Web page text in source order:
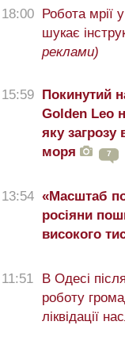
18:00 Робота мрії
шукає
реклами)
15:59 Покинутий
Golden Leo
яку загрозу
моря
7
13:54 «Масштаб
росіяни
високого
11:51
В Одесі
роботу
ліквідації